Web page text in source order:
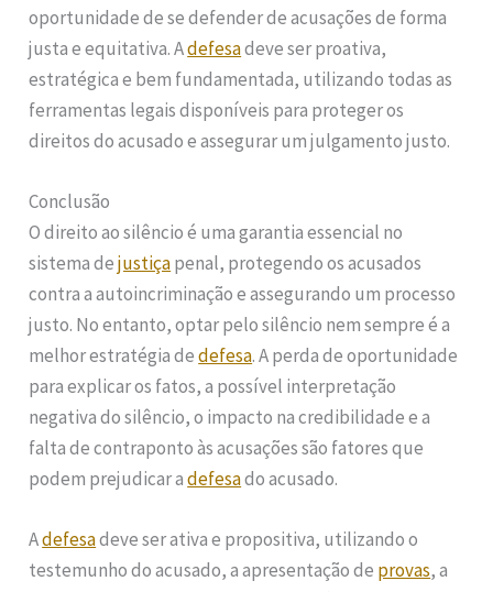
oportunidade de se defender de acusações de forma
justa e equitativa. Adefesadeve ser proativa,
estratégica e bem fundamentada, utilizando todas as
ferramentas legais disponíveis para proteger os
direitos do acusado e assegurar um julgamento justo.
Conclusão
O direito ao silêncio é uma garantia essencial no
sistema dejustiçapenal, protegendo os acusados
contra a autoincriminação e assegurando um processo
justo. No entanto, optar pelo silêncio nem sempre é a
melhor estratégia dedefesa. A perda de oportunidade
para explicar os fatos, a possível interpretação
negativa do silêncio, o impacto na credibilidade e a
falta de contraponto às acusações são fatores que
podem prejudicar adefesado acusado.
Adefesadeve ser ativa e propositiva, utilizando o
testemunho do acusado, a apresentação de provas, a